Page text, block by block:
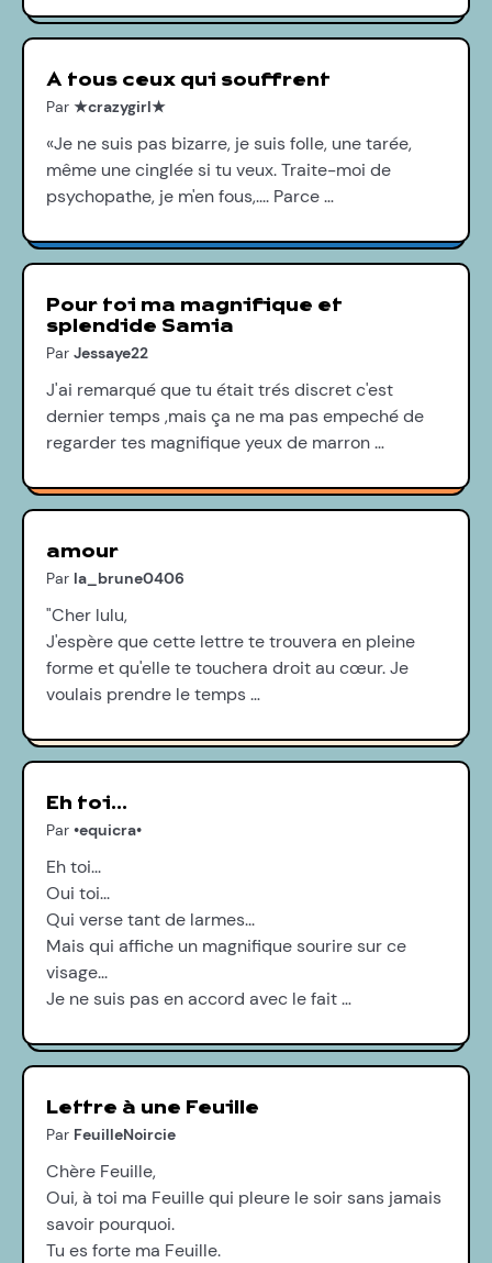
A tous ceux qui souffrent
Par ★crazygirl★
«Je ne suis pas bizarre, je suis folle, une tarée,
même une cinglée si tu veux. Traite-moi de
psychopathe, je m'en fous,.... Parce …
Pour toi ma magnifique et
splendide Samia
Par Jessaye22
J'ai remarqué que tu était trés discret c'est
dernier temps ,mais ça ne ma pas empeché de
regarder tes magnifique yeux de marron …
amour
Par la_brune0406
"Cher lulu,
J'espère que cette lettre te trouvera en pleine
forme et qu'elle te touchera droit au cœur. Je
voulais prendre le temps …
Eh toi...
Par •equicra•
Eh toi...
Oui toi...
Qui verse tant de larmes...
Mais qui affiche un magnifique sourire sur ce
visage...
Je ne suis pas en accord avec le fait …
Lettre à une Feuille
Par FeuilleNoircie
Chère Feuille,
Oui, à toi ma Feuille qui pleure le soir sans jamais
savoir pourquoi.
Tu es forte ma Feuille.